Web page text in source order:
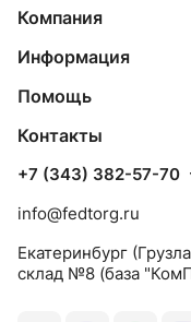
Компания
Информация
Помощь
Контакты
+7 (343) 382-57-70
info@fedtorg.ru
Екатеринбург
склад №8 (база